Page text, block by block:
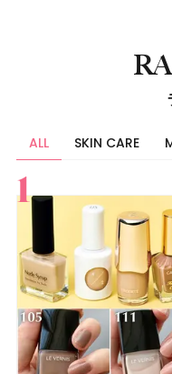
ALL SKIN CARE
すべて
スキンケア
メイク
ボディケア
美活
ヘア
ライフスタイル
ビューティーズ